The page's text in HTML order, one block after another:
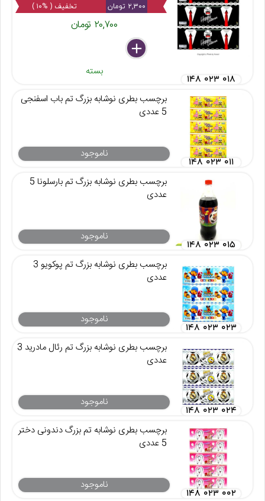
۲,۳۰۰ تومان تخفیف ( %۱۰ )
۲۰,۷۰۰ تومان
delete
remove
add
بسته
۱۴۸ ۰۲۳ ۰۱۸
برچسب بطری نوشابه بزرگ تم باب اسفنجی
5 عددی
ناموجود
۱۴۸ ۰۲۳ ۰۱۱
برچسب بطری نوشابه بزرگ تم بارسلونا 5
عددی
ناموجود
۱۴۸ ۰۲۳ ۰۱۵
برچسب بطری نوشابه بزرگ تم پوکویو 3
عددی
ناموجود
۱۴۸ ۰۲۳ ۰۲۳
برچسب بطری نوشابه بزرگ تم رئال مادرید 3
عددی
ناموجود
۱۴۸ ۰۲۳ ۰۲۴
برچسب بطری نوشابه تم بزرگ دندونی دختر
5 عددی
ناموجود
۱۴۸ ۰۲۳ ۰۰۲